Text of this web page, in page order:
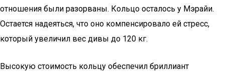
отношения были разорваны. Кольцо осталось у Мэрайи.
Остается надеяться, что оно компенсировало ей стресс,
который увеличил вес дивы до 120 кг.
Высокую стоимость кольцу обеспечил бриллиант